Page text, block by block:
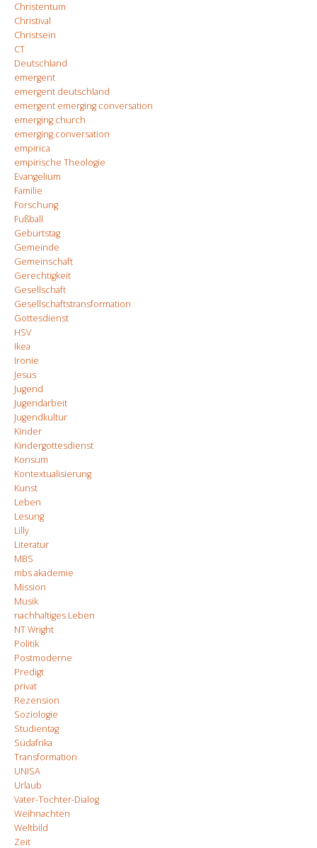
Christentum
Christival
Christsein
CT
Deutschland
emergent
emergent deutschland
emergent emerging conversation
emerging church
emerging conversation
empirica
empirische Theologie
Evangelium
Familie
Forschung
Fußball
Geburtstag
Gemeinde
Gemeinschaft
Gerechtigkeit
Gesellschaft
Gesellschaftstransformation
Gottesdienst
HSV
Ikea
Ironie
Jesus
Jugend
Jugendarbeit
Jugendkultur
Kinder
Kindergottesdienst
Konsum
Kontextualisierung
Kunst
Leben
Lesung
Lilly
Literatur
MBS
mbs akademie
Mission
Musik
nachhaltiges Leben
NT Wright
Politik
Postmoderne
Predigt
privat
Rezension
Soziologie
Studientag
Südafrika
Transformation
UNISA
Urlaub
Vater-Tochter-Dialog
Weihnachten
Weltbild
Zeit